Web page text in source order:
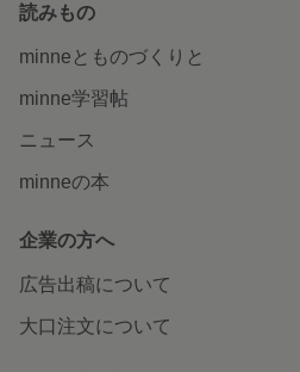
読みもの
minneとものづくりと
minne学習帖
ニュース
minneの本
企業の方へ
広告出稿について
大口注文について